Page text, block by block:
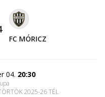
FC MÓRICZ
04. 20:30
2025-26 TÉL